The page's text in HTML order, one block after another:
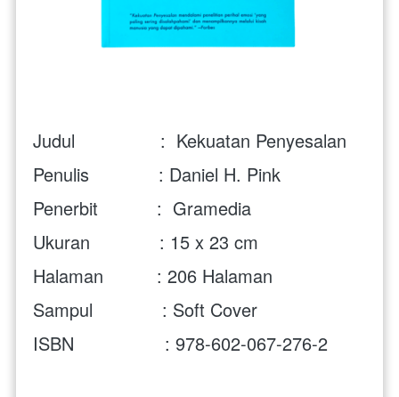
Judul                :  Kekuatan Penyesalan
Penulis             : Daniel H. Pink
Penerbit           :  Gramedia
Ukuran             : 15 x 23 cm
Halaman          : 206 Halaman
Sampul             : Soft Cover
ISBN                 : 978-602-067-276-2